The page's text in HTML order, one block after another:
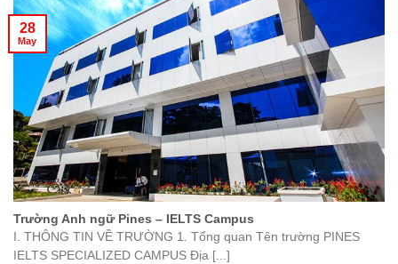
Trường Anh ngữ Pines – IELTS Campus
I. THÔNG TIN VỀ TRƯỜNG 1. Tổng quan Tên trường PINES
IELTS SPECIALIZED CAMPUS Địa [...]
28
May